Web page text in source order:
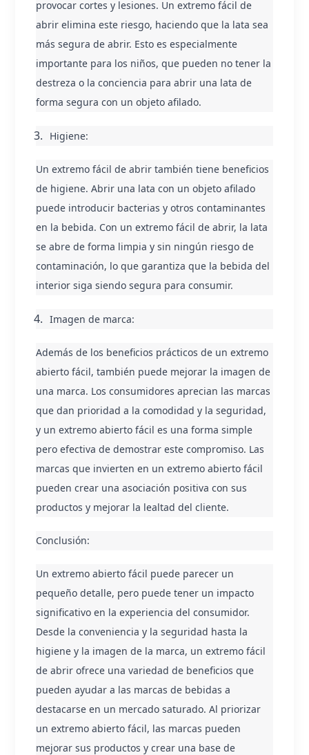
provocar cortes y lesiones. Un extremo fácil de
abrir elimina este riesgo, haciendo que la lata sea
más segura de abrir. Esto es especialmente
importante para los niños, que pueden no tener la
destreza o la conciencia para abrir una lata de
forma segura con un objeto afilado.
Higiene:
Un extremo fácil de abrir también tiene beneficios
de higiene. Abrir una lata con un objeto afilado
puede introducir bacterias y otros contaminantes
en la bebida. Con un extremo fácil de abrir, la lata
se abre de forma limpia y sin ningún riesgo de
contaminación, lo que garantiza que la bebida del
interior siga siendo segura para consumir.
Imagen de marca:
Además de los beneficios prácticos de un extremo
abierto fácil, también puede mejorar la imagen de
una marca. Los consumidores aprecian las marcas
que dan prioridad a la comodidad y la seguridad,
y un extremo abierto fácil es una forma simple
pero efectiva de demostrar este compromiso. Las
marcas que invierten en un extremo abierto fácil
pueden crear una asociación positiva con sus
productos y mejorar la lealtad del cliente.
Conclusión:
Un extremo abierto fácil puede parecer un
pequeño detalle, pero puede tener un impacto
significativo en la experiencia del consumidor.
Desde la conveniencia y la seguridad hasta la
higiene y la imagen de la marca, un extremo fácil
de abrir ofrece una variedad de beneficios que
pueden ayudar a las marcas de bebidas a
destacarse en un mercado saturado. Al priorizar
un extremo abierto fácil, las marcas pueden
mejorar sus productos y crear una base de